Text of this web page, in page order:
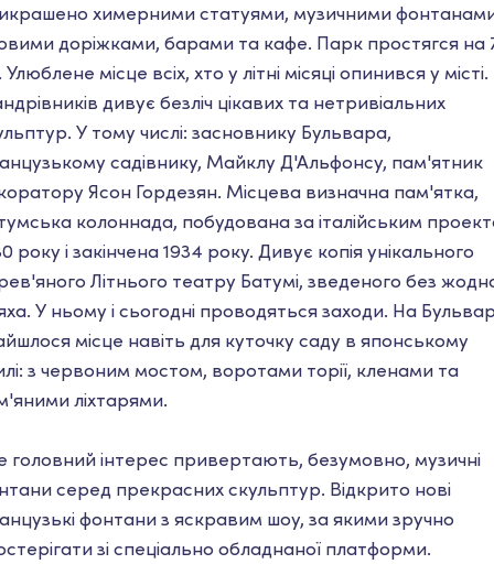
химерними статуями, музичними
доріжками, барами та кафе. Парк простягся на
місце всіх, хто у літні місяці опинився у місті.
дивує безліч цікавих та нетривіальних
У тому числі: засновнику Бульвара,
садівнику, Майклу Д'Альфонсу, пам'ятник
Ясон Гордезян. Місцева визначна пам'ятка,
колоннада, побудована за італійським
року і закінчена 1934 року. Дивує копія унікального
Літнього театру Батумі, зведеного без
У ньому і сьогодні проводяться заходи. На
місце навіть для куточку саду в японському
з червоним мостом, воротами торії, кленами та
ліхтарями.
головний інтерес привертають, безумовно, музичні
серед прекрасних скульптур. Відкрито нові
фонтани з яскравим шоу, за якими зручно
зі спеціально обладнаної платформи.